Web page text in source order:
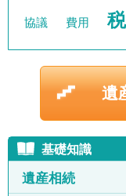
協議 費用
遺
基礎知識
遺産相続